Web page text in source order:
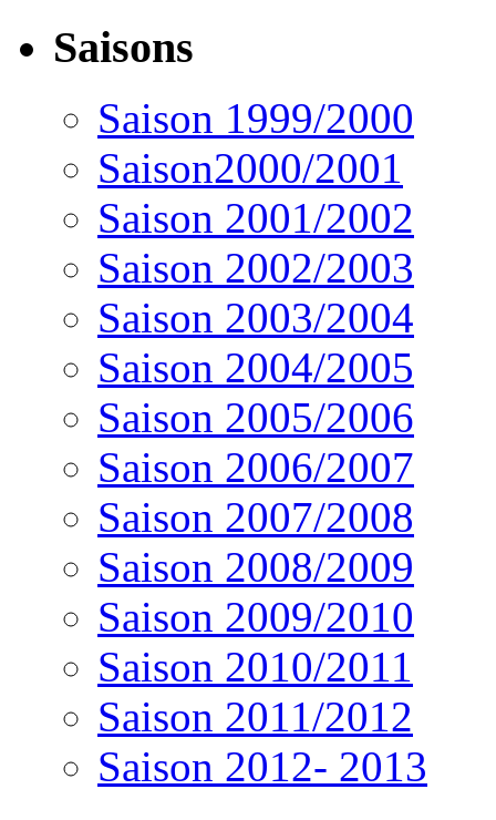
Saisons
Saison 1999/2000
Saison2000/2001
Saison 2001/2002
Saison 2002/2003
Saison 2003/2004
Saison 2004/2005
Saison 2005/2006
Saison 2006/2007
Saison 2007/2008
Saison 2008/2009
Saison 2009/2010
Saison 2010/2011
Saison 2011/2012
Saison 2012- 2013